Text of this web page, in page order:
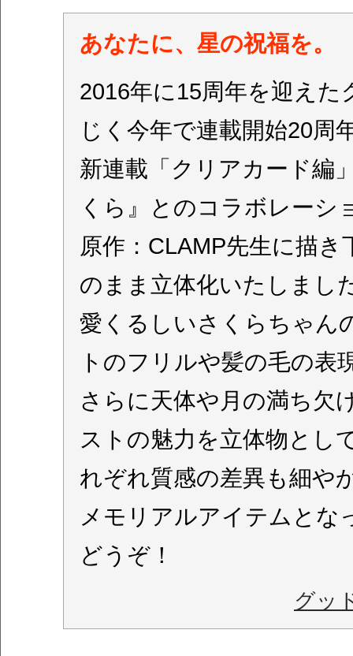
あなたに、星の祝福を。
2016年に15周年を迎え
じく今年で連載開始20周
新連載「クリアカード編
くら』とのコラボレーシ
原作：CLAMP先生に描
のまま立体化いたしまし
愛くるしいさくらちゃん
トのフリルや髪の毛の表
さらに天体や月の満ち欠
ストの魅力を立体物とし
れぞれ質感の差異も細や
メモリアルアイテムとな
どうぞ！
グッ